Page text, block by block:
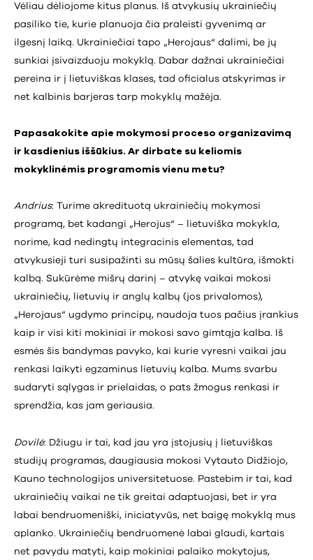
Vėliau dėliojome kitus planus. Iš atvykusių ukrainiečių
pasiliko tie, kurie planuoja čia praleisti gyvenimą ar
ilgesnį laiką. Ukrainiečiai tapo „Herojaus“ dalimi, be jų
sunkiai įsivaizduoju mokyklą. Dabar dažnai ukrainiečiai
pereina ir į lietuviškas klases, tad oficialus atskyrimas ir
net kalbinis barjeras tarp mokyklų mažėja.
Papasakokite apie mokymosi proceso organizavimą
ir kasdienius iššūkius. Ar dirbate su keliomis
mokyklinėmis programomis vienu metu?
Andrius: Turime akredituotą ukrainiečių mokymosi
programą, bet kadangi „Herojus“ – lietuviška mokykla,
norime, kad nedingtų integracinis elementas, tad
atvykusieji turi susipažinti su mūsų šalies kultūra, išmokti
kalbą. Sukūrėme mišrų darinį – atvykę vaikai mokosi
ukrainiečių, lietuvių ir anglų kalbų (jos privalomos),
„Herojaus“ ugdymo principų, naudoja tuos pačius įrankius
kaip ir visi kiti mokiniai ir mokosi savo gimtąja kalba. Iš
esmės šis bandymas pavyko, kai kurie vyresni vaikai jau
renkasi laikyti egzaminus lietuvių kalba. Mums svarbu
sudaryti sąlygas ir prielaidas, o pats žmogus renkasi ir
sprendžia, kas jam geriausia.
Dovilė: Džiugu ir tai, kad jau yra įstojusių į lietuviškas
studijų programas, daugiausia mokosi Vytauto Didžiojo,
Kauno technologijos universitetuose. Pastebim ir tai, kad
ukrainiečių vaikai ne tik greitai adaptuojasi, bet ir yra
labai bendruomeniški, iniciatyvūs, net baigę mokyklą mus
aplanko. Ukrainiečių bendruomenė labai glaudi, kartais
net pavydu matyti, kaip mokiniai palaiko mokytojus,